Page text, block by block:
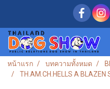
หน้าแรก บทความทั้งหมด
TH.AM.CH.HELLS A BLAZEN